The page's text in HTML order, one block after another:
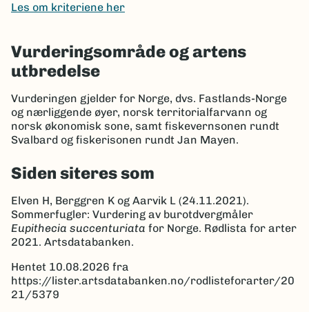
Les om kriteriene her
Vurderingsområde og artens
utbredelse
Vurderingen gjelder for Norge, dvs. Fastlands-Norge
og nærliggende øyer, norsk territorialfarvann og
norsk økonomisk sone, samt fiskevernsonen rundt
Svalbard og fiskerisonen rundt Jan Mayen.
Siden siteres som
Elven H, Berggren K og Aarvik L (24.11.2021).
Sommerfugler: Vurdering av burotdvergmåler
Eupithecia succenturiata for Norge. Rødlista for arter
2021. Artsdatabanken.
Hentet 10.08.2026 fra
https://lister.artsdatabanken.no/rodlisteforarter/20
21/5379